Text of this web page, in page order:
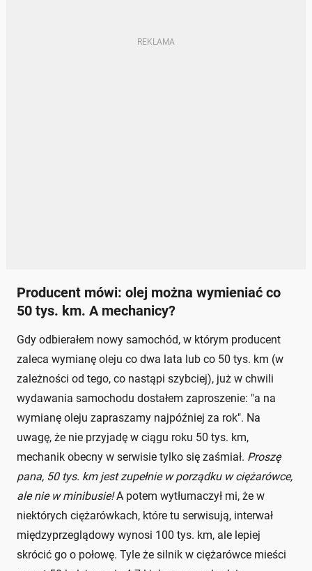
Producent mówi: olej można wymieniać co
50 tys. km. A mechanicy?
Gdy odbierałem nowy samochód, w którym producent
zaleca wymianę oleju co dwa lata lub co 50 tys. km (w
zależności od tego, co nastąpi szybciej), już w chwili
wydawania samochodu dostałem zaproszenie: "a na
wymianę oleju zapraszamy najpóźniej za rok". Na
uwagę, że nie przyjadę w ciągu roku 50 tys. km,
mechanik obecny w serwisie tylko się zaśmiał. Proszę
pana, 50 tys. km jest zupełnie w porządku w ciężarówce,
ale nie w minibusie!A potem wytłumaczył mi, że w
niektórych ciężarówkach, które tu serwisują, interwał
międzyprzeglądowy wynosi 100 tys. km, ale lepiej
skrócić go o połowę. Tyle że silnik w ciężarówce mieści